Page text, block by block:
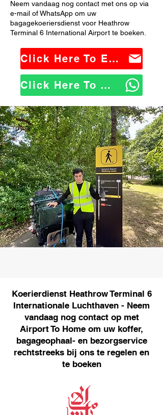
Neem vandaag nog contact met ons op via
e-mail of WhatsApp om uw
bagagekoeriersdienst voor Heathrow
Terminal 6 International Airport te boeken.
Click Here To Email Us
Click Here To WhatsApp Us
Koerierdienst Heathrow Terminal 6
Internationale Luchthaven - Neem
vandaag nog contact op met
Airport To Home om uw koffer,
bagageophaal- en bezorgservice
rechtstreeks bij ons te regelen en
te boeken